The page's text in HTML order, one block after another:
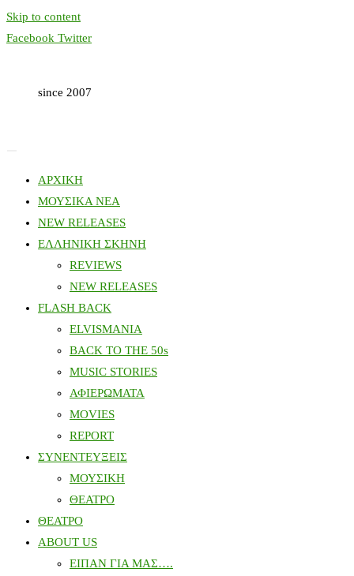
Skip to content
Facebook Twitter
since 2007
ΑΡΧΙΚΗ
ΜΟΥΣΙΚΑ ΝΕΑ
NEW RELEASES
ΕΛΛΗΝΙΚΗ ΣΚΗΝΗ
REVIEWS
NEW RELEASES
FLASH BACK
ELVISMANIA
BACK TO THE 50s
MUSIC STORIES
ΑΦΙΕΡΩΜΑΤΑ
MOVIES
REPORT
ΣΥΝΕΝΤΕΥΞΕΙΣ
ΜΟΥΣΙΚΗ
ΘΕΑΤΡΟ
ΘΕΑΤΡΟ
ABOUT US
ΕΙΠΑΝ ΓΙΑ ΜΑΣ….